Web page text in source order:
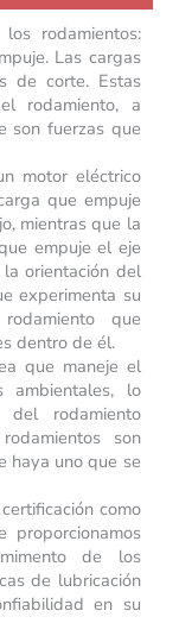
rodamientos:
Las cargas
de corte. Estas
rodamiento, a
son fuerzas que
motor eléctrico
que empuje
mientras que la
empuje el eje
orientación del
experimenta su
que
dentro de él.
que maneje el
ambientales, lo
rodamiento
son
haya uno que se
como
proporcionamos
de los
de lubricación
en su